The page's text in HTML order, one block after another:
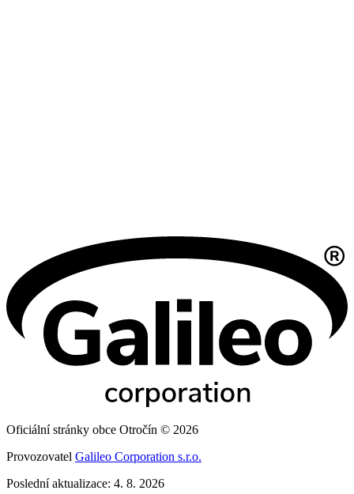
Oficiální stránky obce Otročín © 2026
Provozovatel Galileo Corporation s.r.o.
Poslední aktualizace: 4. 8. 2026